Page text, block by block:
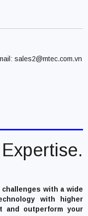
sales2@mtec.com.vn
with a wide
with higher
and outperform your